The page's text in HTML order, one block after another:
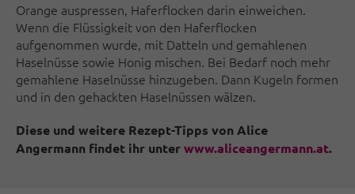
Orange auspressen, Haferflocken darin einweichen.
Wenn die Flüssigkeit von den Haferflocken
aufgenommen wurde, mit Datteln und gemahlenen
Haselnüsse sowie Honig mischen. Bei Bedarf noch mehr
gemahlene Haselnüsse hinzugeben. Dann Kugeln formen
und in den gehackten Haselnüssen wälzen.
Diese und weitere Rezept-Tipps von Alice
Angermann findet ihr unterwww.aliceangermann.at.